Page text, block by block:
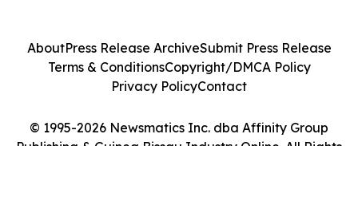
© 1995-2026 Newsmatics Inc. dba Affinity Group
Publishing & Guinea Bissau Industry Online. All Rights
AboutPress Release ArchiveSubmit Press Release
Terms & ConditionsCopyright/DMCA Policy
Privacy PolicyContact